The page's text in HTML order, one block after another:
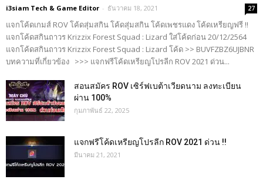
i3siam Tech & Game Editor - ธันวาคม 18, 2021 27
แจกโค้ดเกมส์ ROV โค้ดสุ่มสกิน โค้ดสุ่มสกิน โค้ดเพชรแดง โค้ดเหรียญฟรี !!
แจกโค้ดสกินถาวร Krizzix Forest Squad : Lizard ใส่โค้ดก่อน 20/12/2564
แจกโค้ดสกินถาวร Krizzix Forest Squad : Lizard โค้ด >> BUVFZBZ6UJBNR
บทความที่เกี่ยวข้อง >>> แจกฟรีโค้ดเหรียญโปรลีก ROV 2021 ด่วน...
สอนสมัคร ROV เซิร์ฟเบต้าเวียดนาม ลงทะเบียน
ผ่าน 100%
กุมภาพันธ์ 22, 2025
แจกฟรีโค้ดเหรียญโปรลีก ROV 2021 ด่วน !!
มีนาคม 21, 2021